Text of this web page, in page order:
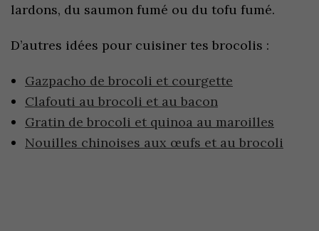
lardons, du saumon fumé ou du tofu fumé.
D’autres idées pour cuisiner tes brocolis :
Gazpacho de brocoli et courgette
Clafouti au brocoli et au bacon
Gratin de brocoli et quinoa au maroilles
Nouilles chinoises aux œufs et au brocoli